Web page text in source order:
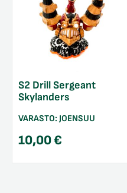
S2 Drill Sergeant
Skylanders
VARASTO: JOENSUU
10,00€